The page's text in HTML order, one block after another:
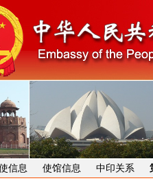
信息 使馆信息 中印关系